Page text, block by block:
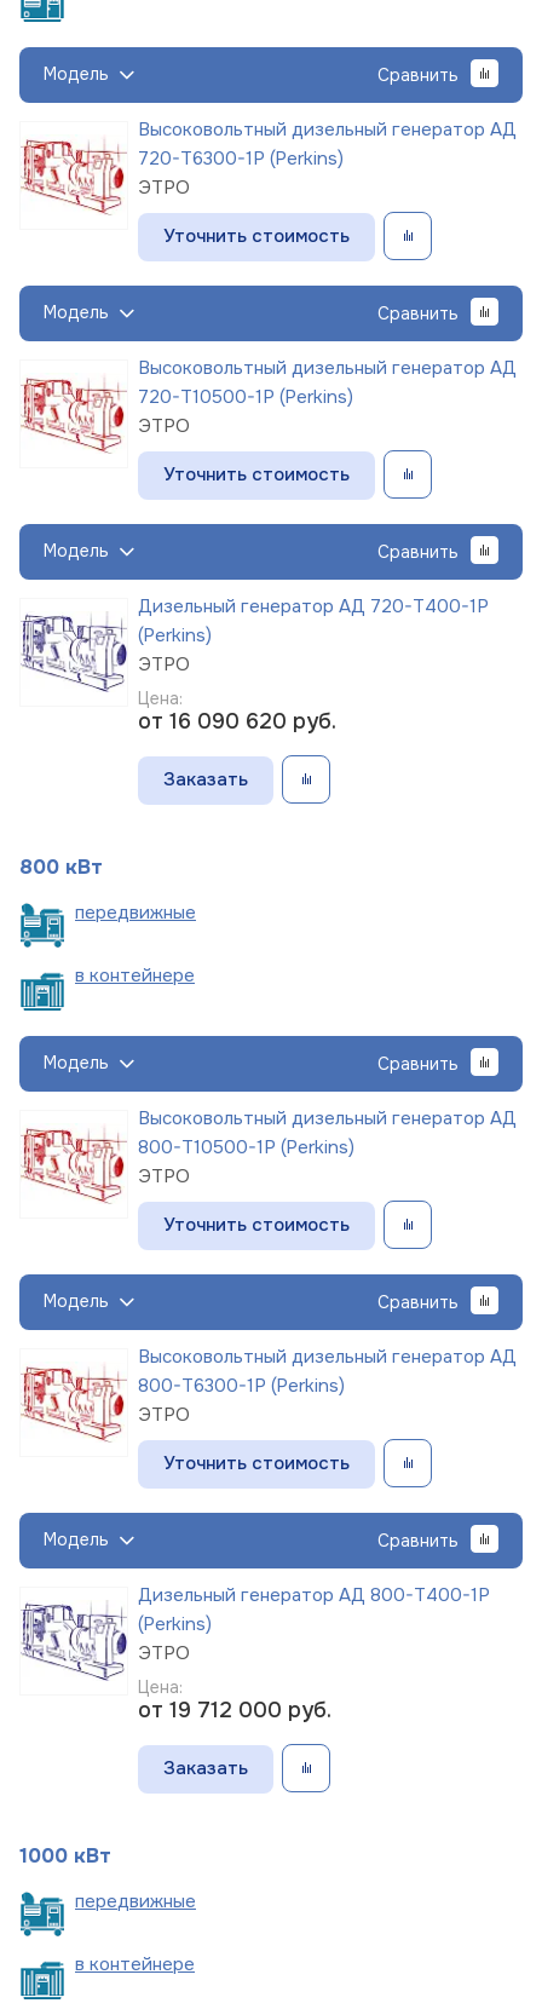
Модель Сравнить
Высоковольтный дизельный генератор АД
720-Т6300-1Р (Perkins)
ЭТРО
Уточнить стоимость
Модель Сравнить
Высоковольтный дизельный генератор АД
720-Т10500-1Р (Perkins)
ЭТРО
Уточнить стоимость
Модель Сравнить
Дизельный генератор АД 720-Т400-1Р
(Perkins)
ЭТРО
Цена:
от 16 090 620 руб.
Заказать
800 кВт
передвижные
в контейнере
Модель Сравнить
Высоковольтный дизельный генератор АД
800-Т10500-1Р (Perkins)
ЭТРО
Уточнить стоимость
Модель Сравнить
Высоковольтный дизельный генератор АД
800-Т6300-1Р (Perkins)
ЭТРО
Уточнить стоимость
Модель Сравнить
Дизельный генератор АД 800-Т400-1Р
(Perkins)
ЭТРО
Цена:
от 19 712 000 руб.
Заказать
1000 кВт
передвижные
в контейнере